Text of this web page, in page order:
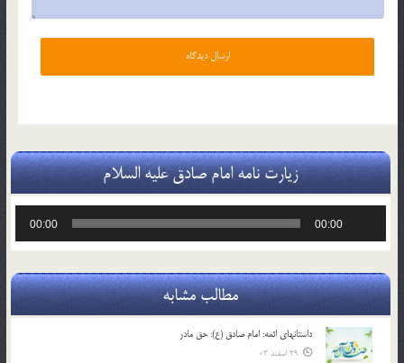
زیارت نامه امام صادق علیه السلام
00:00
00:00
مطالب مشابه
داستانهای ائمه: امام صادق (ع): حق مادر
29 اسفند 03